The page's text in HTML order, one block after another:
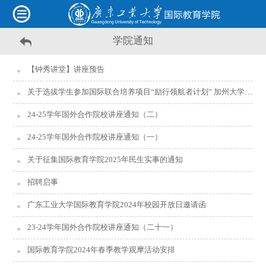
学院通知
【钟秀讲堂】讲座预告
关于选拔学生参加国际联合培养项目“励行领航者计划” 加州大学伯克利分校数字经济创新实践领航计划的通知
24-25学年国外合作院校讲座通知（二）
24-25学年国外合作院校讲座通知（一）
关于征集国际教育学院2025年民生实事的通知
招聘启事
广东工业大学国际教育学院2024年校园开放日邀请函
23-24学年国外合作院校讲座通知（二十一）
国际教育学院2024年春季教学观摩活动安排